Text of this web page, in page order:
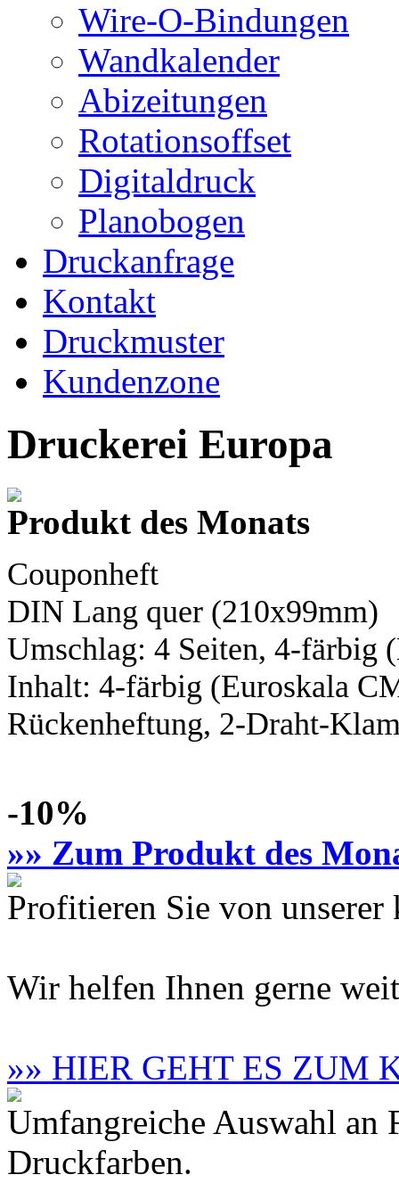
Wire-O-Bindungen
Wandkalender
Abizeitungen
Rotationsoffset
Digitaldruck
Planobogen
Druckanfrage
Kontakt
Druckmuster
Kundenzone
Druckerei Europa
Produkt des Monats
Couponheft
DIN Lang quer (210x99mm)
Umschlag: 4 Seiten, 4-färbig
Inhalt: 4-färbig (Euroskala
Rückenheftung, 2-Draht-
-10%
»» Zum Produkt des
Profitieren Sie von unserer
Wir helfen Ihnen gerne
»» HIER GEHT ES ZUM
Umfangreiche Auswahl an
Druckfarben.